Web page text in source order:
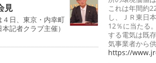
見
日、東京・内幸町
記者クラブ主催）
これは年間約
し、ＪＲ東日
12％に当たる
する電気は既
気事業者から
https://